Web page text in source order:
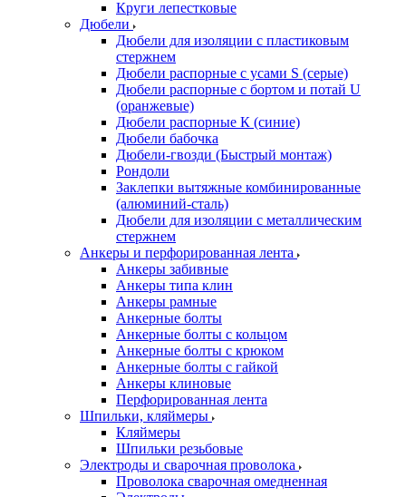
Круги лепестковые
Дюбели
Дюбели для изоляции с пластиковым
стержнем
Дюбели распорные с усами S (серые)
Дюбели распорные c бортом и потай U
(оранжевые)
Дюбели распорные К (синие)
Дюбели бабочка
Дюбели-гвозди (Быстрый монтаж)
Рондоли
Заклепки вытяжные комбинированные
(алюминий-сталь)
Дюбели для изоляции с металлическим
стержнем
Анкеры и перфорированная лента
Анкеры забивные
Анкеры типа клин
Анкеры рамные
Анкерные болты
Анкерные болты с кольцом
Анкерные болты с крюком
Анкерные болты с гайкой
Анкеры клиновые
Перфорированная лента
Шпильки, кляймеры
Кляймеры
Шпильки резьбовые
Электроды и сварочная проволока
Проволока сварочная омедненная